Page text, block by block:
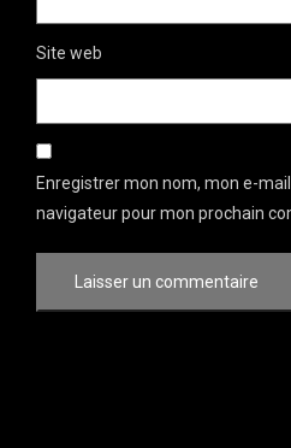
Site web
Enregistrer mon nom, mon e-
navigateur pour mon prochain